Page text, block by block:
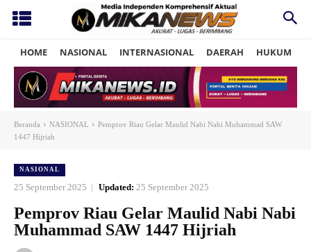
HOME NASIONAL INTERNASIONAL DAERAH HUKUM
Beranda NASIONAL
Pemprov Riau Gelar Maulid Nabi Nabi Muhammad SAW
1447 Hijriah
NASIONAL
25 September 2025 Updated: 25 September 2025
Pemprov Riau Gelar Maulid Nabi Nabi
Muhammad SAW 1447 Hijriah